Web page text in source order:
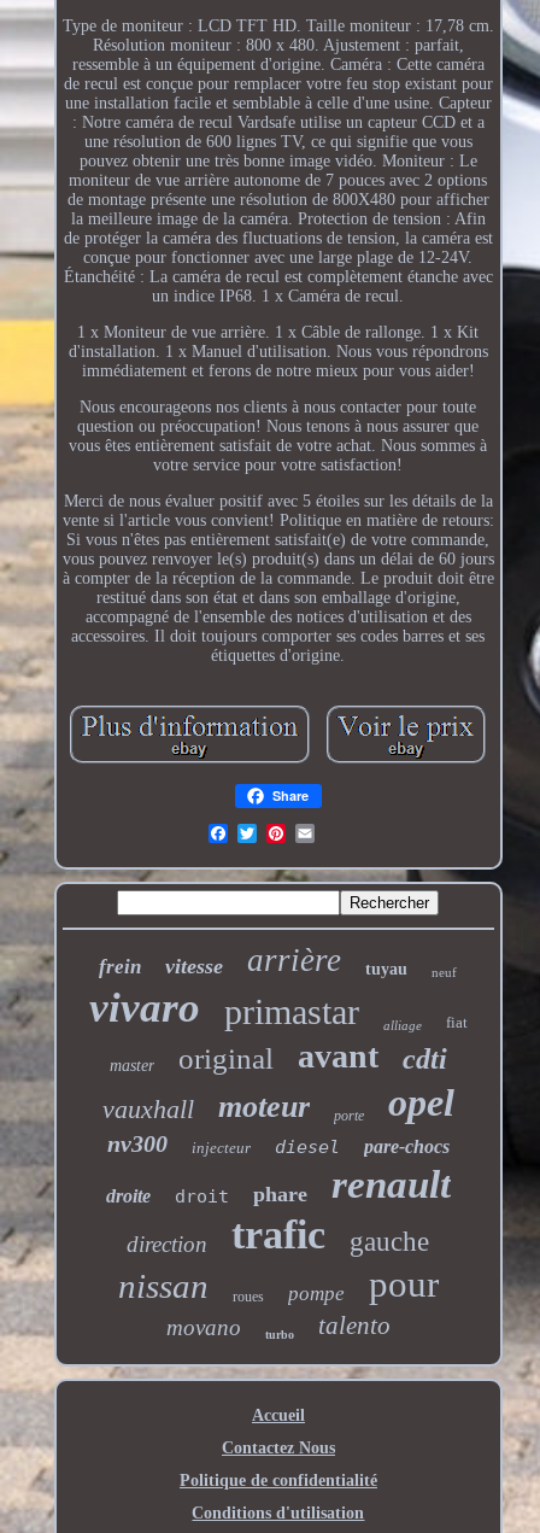
Type de moniteur : LCD TFT HD. Taille moniteur : 17,78 cm.
Résolution moniteur : 800 x 480. Ajustement : parfait,
ressemble à un équipement d'origine. Caméra : Cette caméra
de recul est conçue pour remplacer votre feu stop existant pour
une installation facile et semblable à celle d'une usine. Capteur
: Notre caméra de recul Vardsafe utilise un capteur CCD et a
une résolution de 600 lignes TV, ce qui signifie que vous
pouvez obtenir une très bonne image vidéo. Moniteur : Le
moniteur de vue arrière autonome de 7 pouces avec 2 options
de montage présente une résolution de 800X480 pour afficher
la meilleure image de la caméra. Protection de tension : Afin
de protéger la caméra des fluctuations de tension, la caméra est
conçue pour fonctionner avec une large plage de 12-24V.
Étanchéité : La caméra de recul est complètement étanche avec
un indice IP68. 1 x Caméra de recul.
1 x Moniteur de vue arrière. 1 x Câble de rallonge. 1 x Kit
d'installation. 1 x Manuel d'utilisation. Nous vous répondrons
immédiatement et ferons de notre mieux pour vous aider!
Nous encourageons nos clients à nous contacter pour toute
question ou préoccupation! Nous tenons à nous assurer que
vous êtes entièrement satisfait de votre achat. Nous sommes à
votre service pour votre satisfaction!
Merci de nous évaluer positif avec 5 étoiles sur les détails de la
vente si l'article vous convient! Politique en matière de retours:
Si vous n'êtes pas entièrement satisfait(e) de votre commande,
vous pouvez renvoyer le(s) produit(s) dans un délai de 60 jours
à compter de la réception de la commande. Le produit doit être
restitué dans son état et dans son emballage d'origine,
accompagné de l'ensemble des notices d'utilisation et des
accessoires. Il doit toujours comporter ses codes barres et ses
étiquettes d'origine.
Share
frein vitesse arrière tuyau neuf
vivaro primastar alliage fiat
master original avant cdti
vauxhall moteur porte opel
nv300 injecteur diesel pare-chocs
droite droit phare renault
direction trafic gauche
nissan roues pompe pour
movano turbo talento
Accueil
Contactez Nous
Politique de confidentialité
Conditions d'utilisation